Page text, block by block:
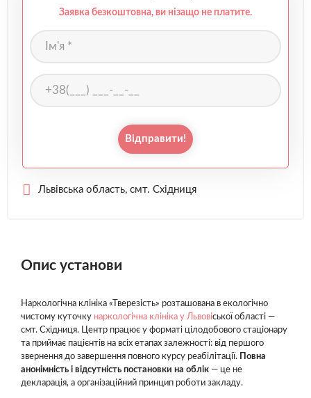
Заявка безкоштовна, ви нізащо не платите.
Відправити!
Львівська область, смт. Східниця
Опис установи
Наркологічна клініка «Тверезість» розташована в екологічно
чистому куточку наркологічна клініка у Львовіської області —
смт. Східниця. Центр працює у форматі цілодобового стаціонару
та приймає пацієнтів на всіх етапах залежності: від першого
звернення до завершення повного курсу реабілітації. Повна
анонімність і відсутність постановки на облік — це не
декларація, а організаційний принцип роботи закладу.